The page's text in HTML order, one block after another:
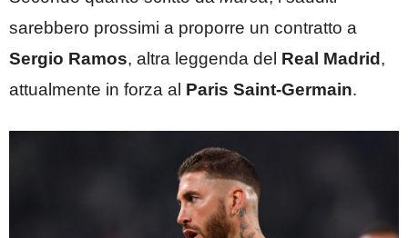
sarebbero prossimi a proporre un contratto a
Sergio Ramos, altra leggenda del Real Madrid,
attualmente in forza al Paris Saint-Germain.